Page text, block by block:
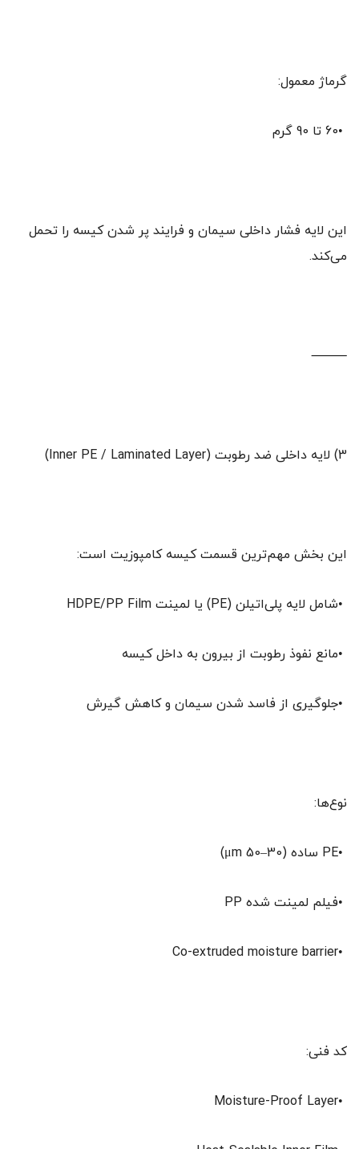
گرماژ معمول:
•60 تا 90 گرم
این لایه فشار داخلی سیمان و فرایند پر شدن کیسه را تحمل
می‌کند.
⸻
3) لایه داخلی ضد رطوبت (Inner PE / Laminated Layer)
این بخش مهم‌ترین قسمت کیسه کامپوزیت است:
•شامل لایه پلی‌اتیلن (PE) یا لمینت HDPE/PP Film
•مانع نفوذ رطوبت از بیرون به داخل کیسه
•جلوگیری از فاسد شدن سیمان و کاهش گیرش
نوع‌ها:
•PE ساده (30–50 μm)
•فیلم لمینت شده PP
•Co-extruded moisture barrier
کد فنی:
•Moisture-Proof Layer